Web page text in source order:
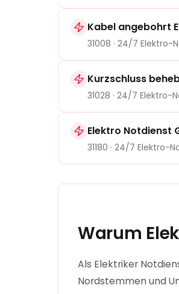
Kabel angebohrt
31008 · 24/7 Elektro-
Kurzschluss
31028 · 24/7 Elektro-
Elektro Notdienst
31180 · 24/7 Elektro-
Warum
Als Elektriker
Nordstemmen und